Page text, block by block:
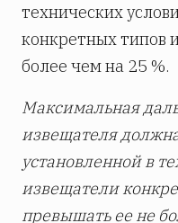
технических
конкретных типов
более чем на 25 %.
Максимальная
извещателя
установленной в
извещатели
превышать ее не